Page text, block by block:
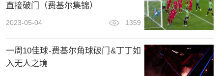
直接破门（费基尔集锦）
2023-05-04 1359
一周10佳球-费基尔角球破门&丁丁如
入无人之境